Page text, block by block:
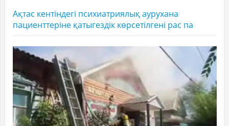
Ақтас кентіндегі психиатриялық аурухана
пациенттеріне қатыгездік көрсетілгені рас па